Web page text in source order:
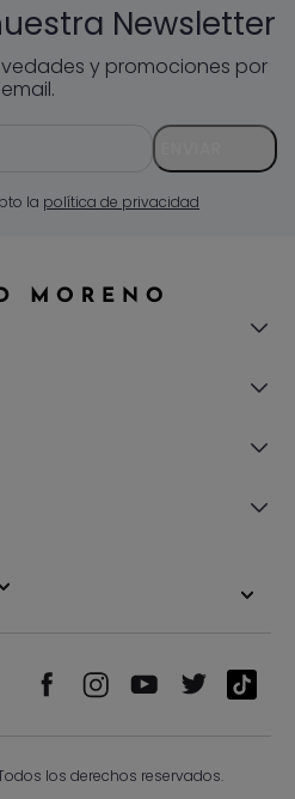
Newsletter
y promociones por
email.
la política de privacidad
los derechos reservados.